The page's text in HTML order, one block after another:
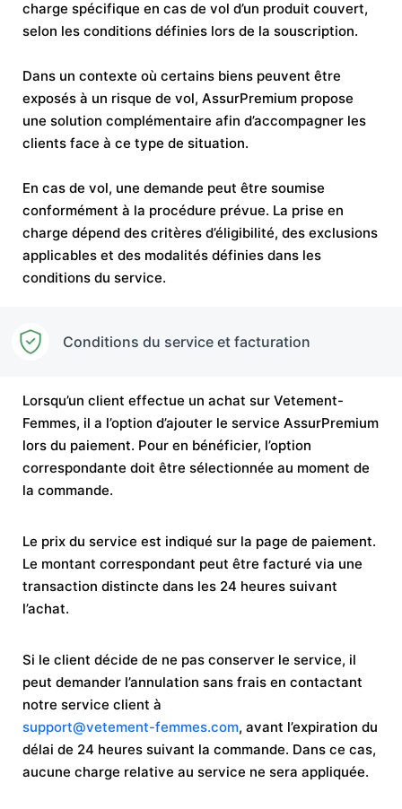
charge spécifique en cas de vol d’un produit couvert,
selon les conditions définies lors de la souscription.
Dans un contexte où certains biens peuvent être
exposés à un risque de vol, AssurPremium propose
une solution complémentaire afin d’accompagner les
clients face à ce type de situation.
En cas de vol, une demande peut être soumise
conformément à la procédure prévue. La prise en
charge dépend des critères d’éligibilité, des exclusions
applicables et des modalités définies dans les
conditions du service.
Conditions du service et facturation
Lorsqu’un client effectue un achat sur Vetement-
Femmes, il a l’option d’ajouter le service AssurPremium
lors du paiement. Pour en bénéficier, l’option
correspondante doit être sélectionnée au moment de
la commande.
Le prix du service est indiqué sur la page de paiement.
Le montant correspondant peut être facturé via une
transaction distincte dans les 24 heures suivant
l’achat.
Si le client décide de ne pas conserver le service, il
peut demander l’annulation sans frais en contactant
notre service client à
support@vetement-femmes.com, avant l’expiration du
délai de 24 heures suivant la commande. Dans ce cas,
aucune charge relative au service ne sera appliquée.